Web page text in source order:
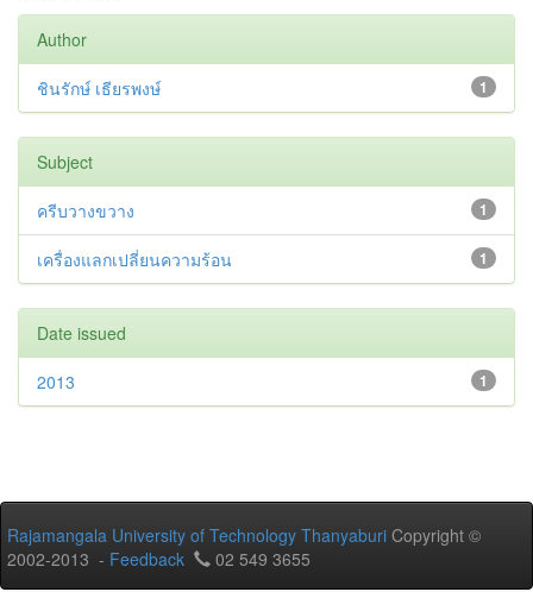
Author
1
ชินรักษ์ เธียรพงษ์
Subject
1
ครีบวางขวาง
1
เครื่องแลกเปลี่ยนความร้อน
Date issued
1
2013
Rajamangala University of Technology Thanyaburi Copyright ©
2002-2013 - Feedback 02 549 3655